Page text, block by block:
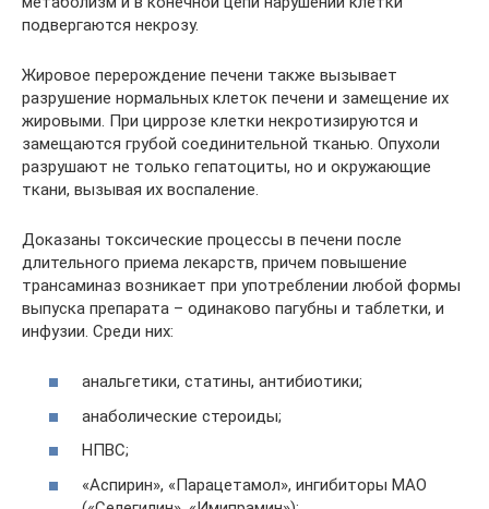
подвергаются некрозу.
Жировое перерождение печени также вызывает
разрушение нормальных клеток печени и замещение их
жировыми. При циррозе клетки некротизируются и
замещаются грубой соединительной тканью. Опухоли
разрушают не только гепатоциты, но и окружающие
ткани, вызывая их воспаление.
Доказаны токсические процессы в печени после
длительного приема лекарств, причем повышение
трансаминаз возникает при употреблении любой формы
выпуска препарата – одинаково пагубны и таблетки, и
инфузии. Среди них:
анальгетики, статины, антибиотики;
анаболические стероиды;
НПВС;
«Аспирин», «Парацетамол», ингибиторы МАО